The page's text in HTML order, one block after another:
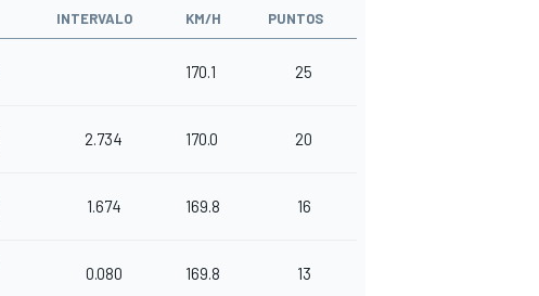
INTERVALO KM/H PUNTOS
170.1 25
2.734 170.0 20
1.674 169.8 16
0.080 169.8 13